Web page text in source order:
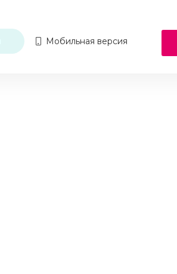
Мобильная версия